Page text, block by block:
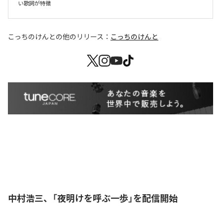
い歌詞が特徴
こっちのけんとの他のリリース： こっちのけんと
中村浩三、「夜明けを呼ぶ一歩」を配信開始